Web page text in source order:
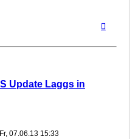
Update Laggs in
Fr, 07.06.13 15:33